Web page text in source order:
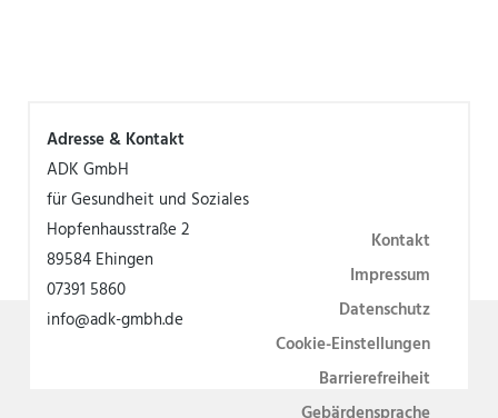
Adresse & Kontakt
ADK GmbH
für Gesundheit und Soziales
Hopfenhausstraße 2
89584 Ehingen
07391 5860
info@adk-gmbh.de
Kontakt
Impressum
Datenschutz
Cookie-Einstellungen
Barrierefreiheit